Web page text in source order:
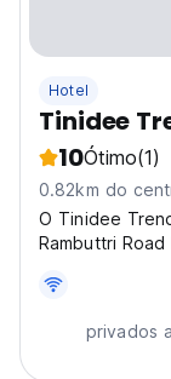
Hotel
Tinidee
10Ótimo(1)
0.82km do
O Tinidee
Rambuttri
privados